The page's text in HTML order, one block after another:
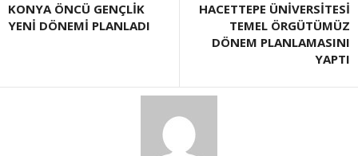
KONYA ÖNCÜ GENÇLİK
YENİ DÖNEMİ PLANLADI
HACETTEPE ÜNİVERSİTESİ
TEMEL ÖRGÜTÜMÜZ
DÖNEM PLANLAMASINI
YAPTI